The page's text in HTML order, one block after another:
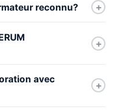
reconnu?
avec